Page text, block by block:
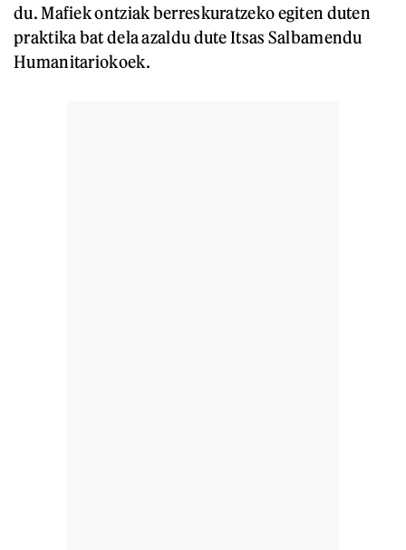
du. Mafiek ontziak berreskuratzeko egiten duten
praktika bat dela azaldu dute Itsas Salbamendu
Humanitariokoek.